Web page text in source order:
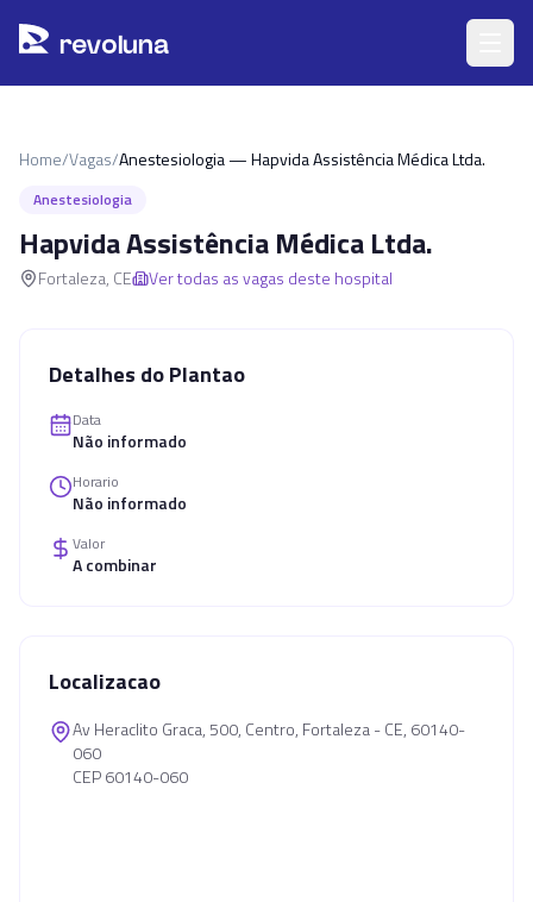
revoluna
Home/Vagas/Anestesiologia — Hapvida Assistência Médica Ltda.
Anestesiologia
Hapvida Assistência Médica Ltda.
Fortaleza, CE Ver todas as vagas deste hospital
Detalhes do Plantao
Data
Não informado
Horario
Não informado
Valor
A combinar
Localizacao
Av Heraclito Graca, 500, Centro, Fortaleza - CE, 60140-
060
CEP 60140-060